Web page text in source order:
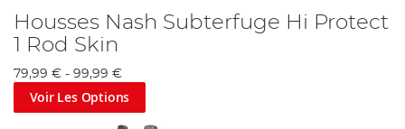
Housses Nash Subterfuge Hi Protect
1 Rod Skin
79,99 € - 99,99 €
Voir Les Options